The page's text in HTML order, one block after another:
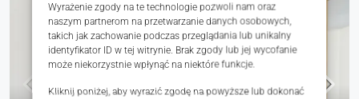
Wyrażenie zgody na te technologie pozwoli nam oraz
naszym partnerom na przetwarzanie danych osobowych,
takich jak zachowanie podczas przeglądania lub unikalny
identyfikator ID w tej witrynie. Brak zgody lub jej wycofanie
może niekorzystnie wpłynąć na niektóre funkcje.
Kliknij poniżej, aby wyrazić zgodę na powyższe lub dokonać